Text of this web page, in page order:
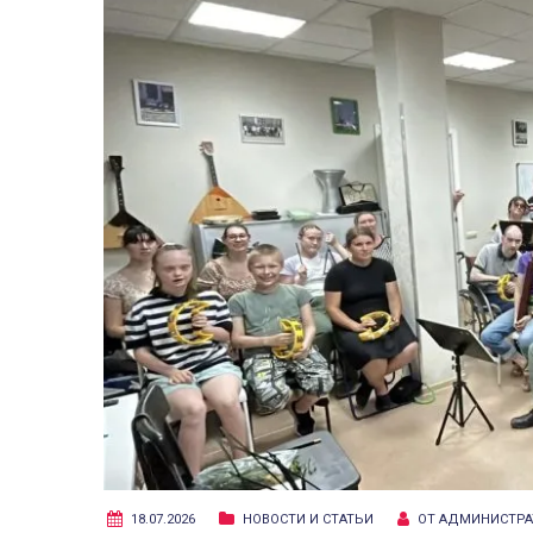
18.07.2026 НОВОСТИ И СТАТЬИ ОТ